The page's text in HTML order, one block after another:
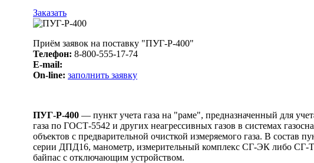
Заказать
Приём заявок на поставку "ПУГ-Р-400"
Телефон: 8-800-555-17-74
E-mail:
On-line: заполнить заявку
ПУГ-Р-400 — пункт учета газа на "раме", предназначенный для
газа по ГОСТ-5542 и других неагрессивных газов в системах
объектов с предварительной очисткой измеряемого газа. В состав
серии ДПД16, манометр, измерительный комплекс СГ-ЭК либо СГ-
байпас с отключающим устройством.